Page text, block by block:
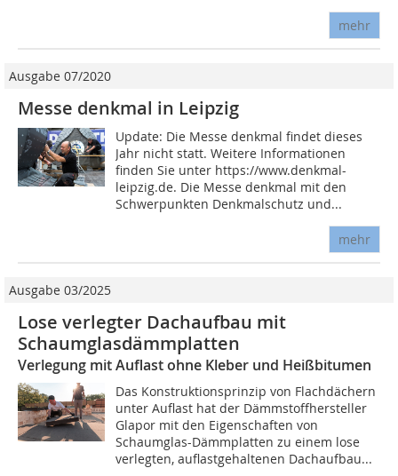
mehr
Ausgabe 07/2020
Messe denkmal in Leipzig
Update: Die Messe denkmal findet dieses
Jahr nicht statt. Weitere Informationen
finden Sie unter https://www.denkmal-
leipzig.de. Die Messe denkmal mit den
Schwerpunkten Denkmalschutz und...
mehr
Ausgabe 03/2025
Lose verlegter Dachaufbau mit
Schaumglasdämmplatten
Verlegung mit Auflast ohne Kleber und Heißbitumen
Das Konstruktionsprinzip von Flachdächern
unter Auflast hat der Dämmstoffhersteller
Glapor mit den Eigenschaften von
Schaumglas-Dämmplatten zu einem lose
verlegten, auflastgehaltenen Dachaufbau...